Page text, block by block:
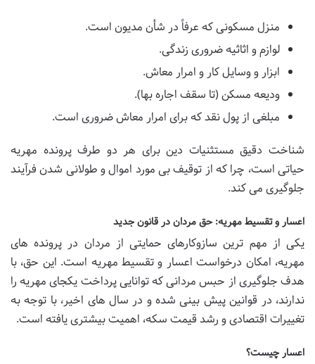
منزل مسکونی که عرفاً در شأن مدیون است.
لوازم و اثاثیه ضروری زندگی.
ابزار و وسایل کار و امرار معاش.
ودیعه مسکن (تا سقف اجاره بها).
مبلغی از پول نقد که برای امرار معاش ضروری است.
شناخت دقیق مستثنیات دین برای هر دو طرف پرونده مهریه
حیاتی است، چرا که از توقیف بی مورد اموال و طولانی شدن فرآیند
جلوگیری می کند.
اعسار و تقسیط مهریه: حق مردان در قانون جدید
یکی از مهم ترین سازوکارهای حمایتی از مردان در پرونده های
مهریه، امکان درخواست اعسار و تقسیط مهریه است. این حق، با
هدف جلوگیری از حبس مردانی که توانایی پرداخت یکجای مهریه را
ندارند، در قوانین پیش بینی شده و در سال های اخیر، با توجه به
تغییرات اقتصادی و رشد قیمت سکه، اهمیت بیشتری یافته است.
اعسار چیست؟